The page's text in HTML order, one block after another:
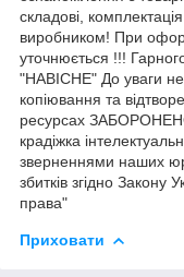
складові,
виробником! При
уточнюється !!!
"НАВІСНЕ" До уваги
копіювання та
ресурсах
крадіжка
зверненнями наших
збитків згідно Закону
права"
Приховати